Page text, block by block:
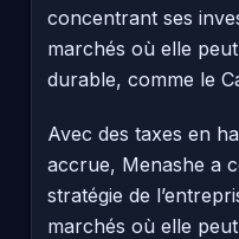
concentrant ses
marchés où elle
durable, comme le
Avec des taxes en
accrue, Menashe a
stratégie de
marchés où elle